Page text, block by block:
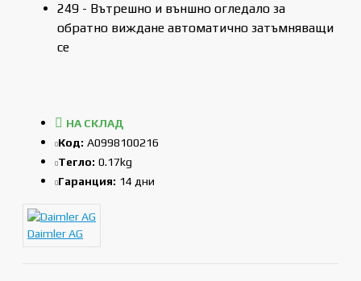
249 - Вътрешно и външно огледало за
обратно виждане автоматично затъмняващи
се
НА СКЛАД
Код: A0998100216
Тегло: 0.17kg
Гаранция: 14 дни
Daimler AG